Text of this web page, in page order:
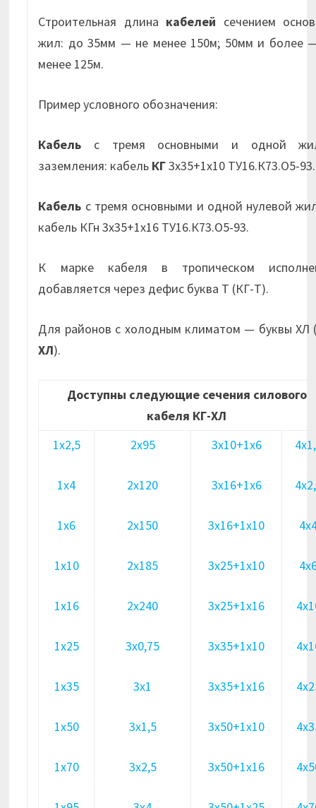
Строительная длина кабелей сечением
жил: до 35мм — не менее 150м; 50мм и более
менее 125м.
Пример условного обозначения:
Кабель с тремя основными и одной
заземления: кабель КГ3х35+1х10 ТУ16.К73.О5-93.
Кабель с тремя основными и одной нулевой
кабель КГн 3х35+1х16 ТУ16.К73.О5-93.
К марке кабеля в тропическом
добавляется через дефис буква Т (КГ-Т).
Для районов с холодным климатом — буквы ХЛ
ХЛ).
Доступны следующие сечения силового
кабеля КГ-ХЛ
1х2,5
1х4
1х6
1х10
1х16
1х25
1х35
1х50
1х70
2х95
2х120
2х150
2х185
2х240
3х0,75
3х1
3х1,5
3х2,5
3х10+1х6
3х16+1х6
3х16+1х10
3х25+1х10
3х25+1х16
3х35+1х10
3х35+1х16
3х50+1х10
3х50+1х16